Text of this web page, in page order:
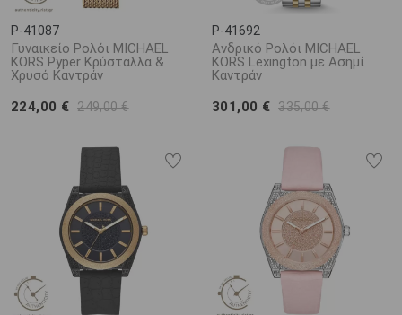
P-41087
Γυναικείο Ρολόι MICHAEL
KORS Pyper Κρύσταλλα &
Χρυσό Καντράν
224,00 € 249,00 €
P-41692
Ανδρικό Ρολόι MICHAEL
KORS Lexington με Ασημί
Καντράν
301,00 € 335,00 €